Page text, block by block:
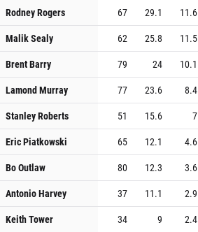
Rodney Rogers
67 29.1 11.6
Malik Sealy
62 25.8 11.5
Brent Barry
79 24 10.1
Lamond Murray
77 23.6 8.4
Stanley Roberts
51 15.6 7
Eric Piatkowski
65 12.1 4.6
Bo Outlaw
80 12.3 3.6
Antonio Harvey
37 11.1 2.9
Keith Tower
34 9 2.4